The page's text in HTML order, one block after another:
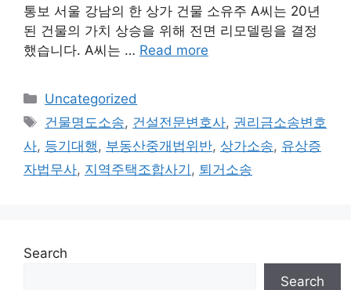
통보 서울 강남의 한 상가 건물 소유주 A씨는 20년
된 건물의 가치 상승을 위해 전면 리모델링을 결정
했습니다. A씨는 … Read more
Categories
Uncategorized
Tags
건물명도소송, 건설전문변호사, 권리금소송변호
사, 등기대행, 부동산중개법위반, 상가소송, 유상증
자법무사, 지역주택조합사기 , 퇴거소송
Search
Search